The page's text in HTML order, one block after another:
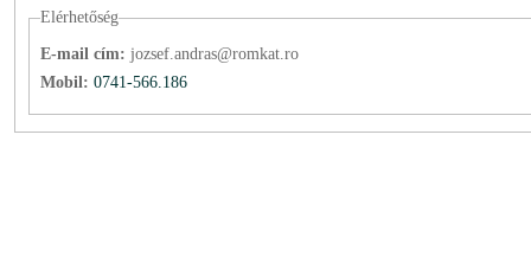
Elérhetőség
E-mail cím: jozsef.andras@romkat.ro
Mobil: 0741-566.186